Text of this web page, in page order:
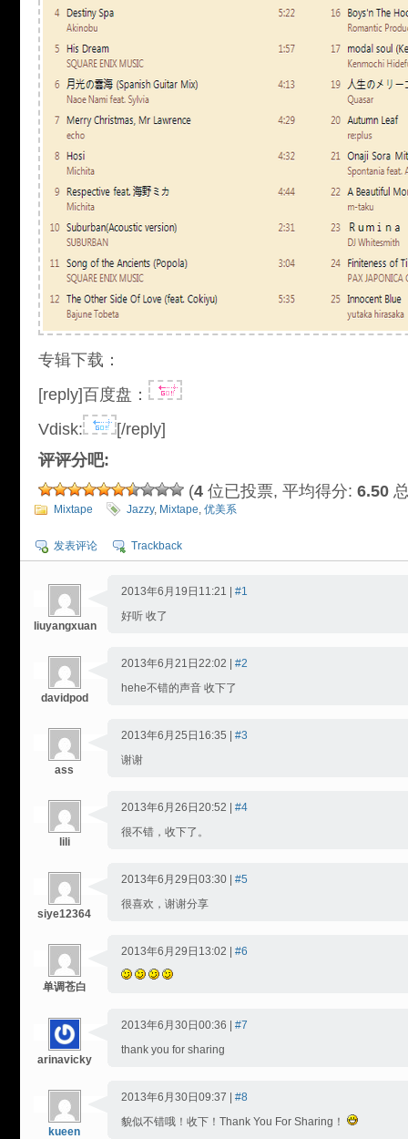
专辑下载：
[reply]百度盘：
Vdisk:
[/reply]
评评分吧:
(4 位已投票, 平均得分: 6.50
Mixtape Jazzy, Mixtape, 优美系
发表评论 Trackback
liuyangxuan
2013年6月19日11:21 | #1
好听 收了
davidpod
2013年6月21日22:02 | #2
hehe不错的声音 收下了
ass
2013年6月25日16:35 | #3
谢谢
lili
2013年6月26日20:52 | #4
很不错，收下了。
siye12364
2013年6月29日03:30 | #5
很喜欢，谢谢分享
单调苍白
2013年6月29日13:02 | #6
arinavicky
2013年6月30日00:36 | #7
thank you for sharing
kueen
2013年6月30日09:37 | #8
貌似不错哦！收下！Thank You For Sharing！